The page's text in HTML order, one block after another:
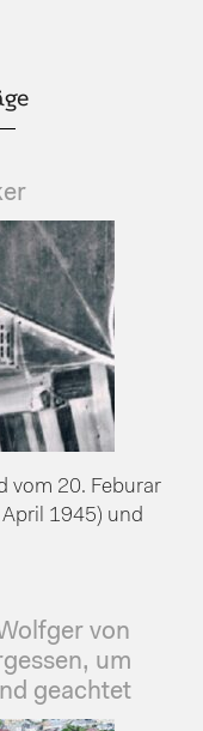
vom 20. Feburar
1945) und
von
um
geachtet